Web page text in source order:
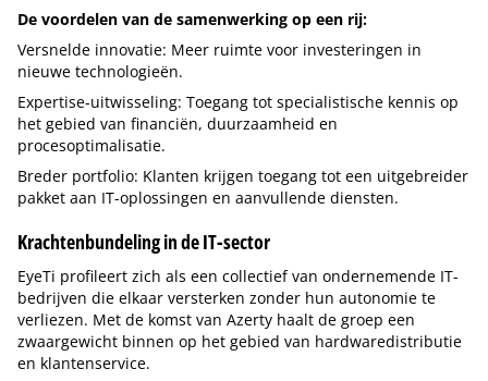
De voordelen van de samenwerking op een rij:
Versnelde innovatie: Meer ruimte voor investeringen in
nieuwe technologieën.
Expertise-uitwisseling: Toegang tot specialistische kennis op
het gebied van financiën, duurzaamheid en
procesoptimalisatie.
Breder portfolio: Klanten krijgen toegang tot een uitgebreider
pakket aan IT-oplossingen en aanvullende diensten.
Krachtenbundeling in de IT-sector
EyeTi profileert zich als een collectief van ondernemende IT-
bedrijven die elkaar versterken zonder hun autonomie te
verliezen. Met de komst van Azerty haalt de groep een
zwaargewicht binnen op het gebied van hardwaredistributie
en klantenservice.